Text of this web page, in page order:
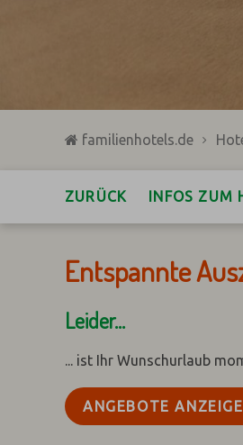
familienhotels.de
ZURÜCK INFOS ZUM
Entspannte
Leider...
... ist Ihr Wunschurlaub
ANGEBOTE